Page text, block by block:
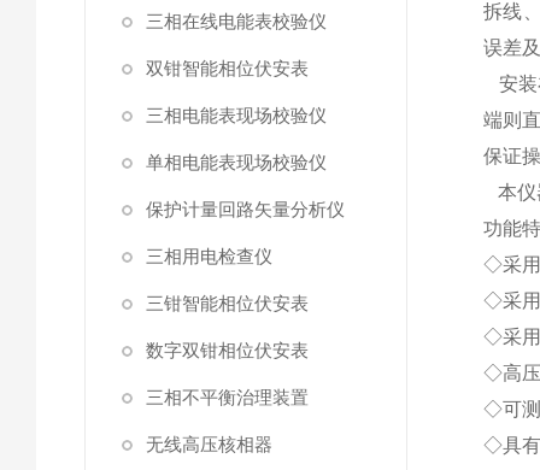
三相在线电能表校验仪
双钳智能相位伏安表
三相电能表现场校验仪
单相电能表现场校验仪
保护计量回路矢量分析仪
三相用电检查仪
三钳智能相位伏安表
数字双钳相位伏安表
三相不平衡治理装置
无线高压核相器
拆线
误差
安装
端则
保证
本仪
功能
◇采
◇采用
◇采用
◇高压
◇可测
◇具有